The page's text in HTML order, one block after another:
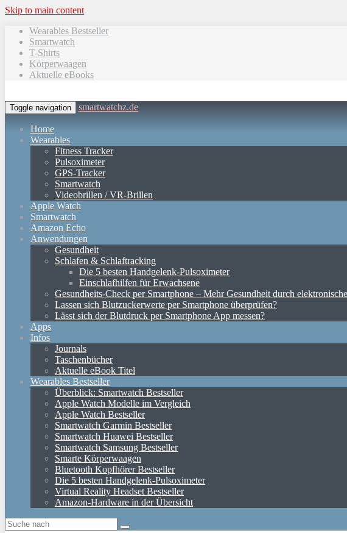
Skip to main content
Wearables Bestseller
Smartwatch
T-Shirts
Körperwaagen
Aktuelle eBooks
Toggle navigation smartwatchz.de
Home
Wearables
Fitness Tracker
Pulsoximeter
GPS-Tracker
Smartwatch
Videobrillen / VR-Brillen
Apple Watch
Smartwatch
Amazon Echo
Anwendungen
Gesundheit
Schlafen & Schlaftracking
Die 5 besten Handgelenk-Pulsoximeter
Einschlafhilfen für Erwachsene
Gesundheits-Check per Smartphone – Mehr Gesundheit durch
Lassen sich Blutzuckerwerte per Smartphone überprüfen?
Lässt sich der Blutdruck per Smartphone App messen?
Apps
Infos
Journals
Taschenbücher
Aktuelle eBook Titel
Wearables Bestseller
Überblick: Smartwatch Bestseller
Apple Watch Modelle im Vergleich
Apple Watch Bestseller
Smartwatch Garmin Bestseller
Smartwatch Huawei Bestseller
Smartwatch Samsung Bestseller
Smarte Körperwaagen
Bluetooth Kopfhörer Bestseller
Die 5 besten Handgelenk-Pulsoximeter
Virtual Reality Headset Bestseller
Amazon-Hardware in der Übersicht